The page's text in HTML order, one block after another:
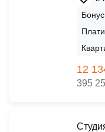
12
395